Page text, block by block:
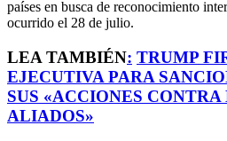
países en busca de reconocimiento
ocurrido el 28 de julio.
LEA TAMBIÉN: TRUMP
EJECUTIVA PARA
SUS «ACCIONES CONTRA
ALIADOS»